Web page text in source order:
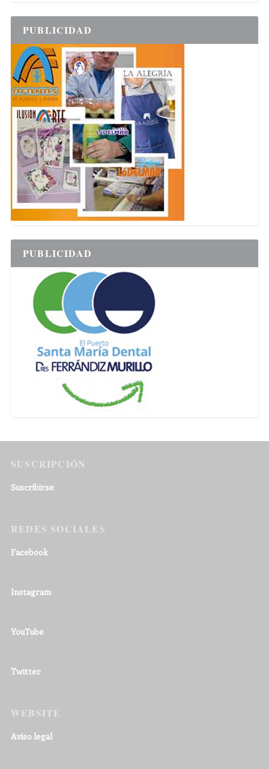
PUBLICIDAD
PUBLICIDAD
SUSCRIPCIÓN
Suscribirse
REDES SOCIALES
Facebook
Instagram
YouTube
Twitter
WEBSITE
Aviso legal